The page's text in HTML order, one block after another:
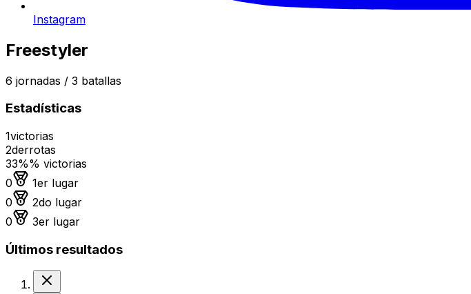
Instagram
Freestyler
6 jornadas / 3 batallas
Estadísticas
1victorias
2derrotas
33%% victorias
0
Medalla de oro
1er lugar
0
Medalla de plata
2do lugar
0
Medalla de bronce
3er lugar
Últimos resultados